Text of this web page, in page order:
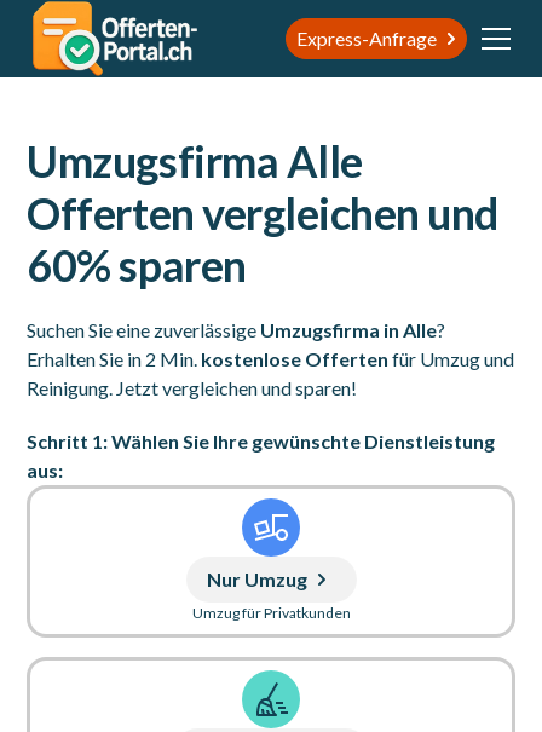
Express-Anfrage
Umzugsfirma Alle
Offerten vergleichen und
60% sparen
Suchen Sie eine zuverlässige Umzugsfirma in Alle?
Erhalten Sie in 2 Min. kostenlose Offerten für Umzug und
Reinigung. Jetzt vergleichen und sparen!
Schritt 1: Wählen Sie Ihre gewünschte Dienstleistung
aus:
Nur Umzug
Umzug für Privatkunden